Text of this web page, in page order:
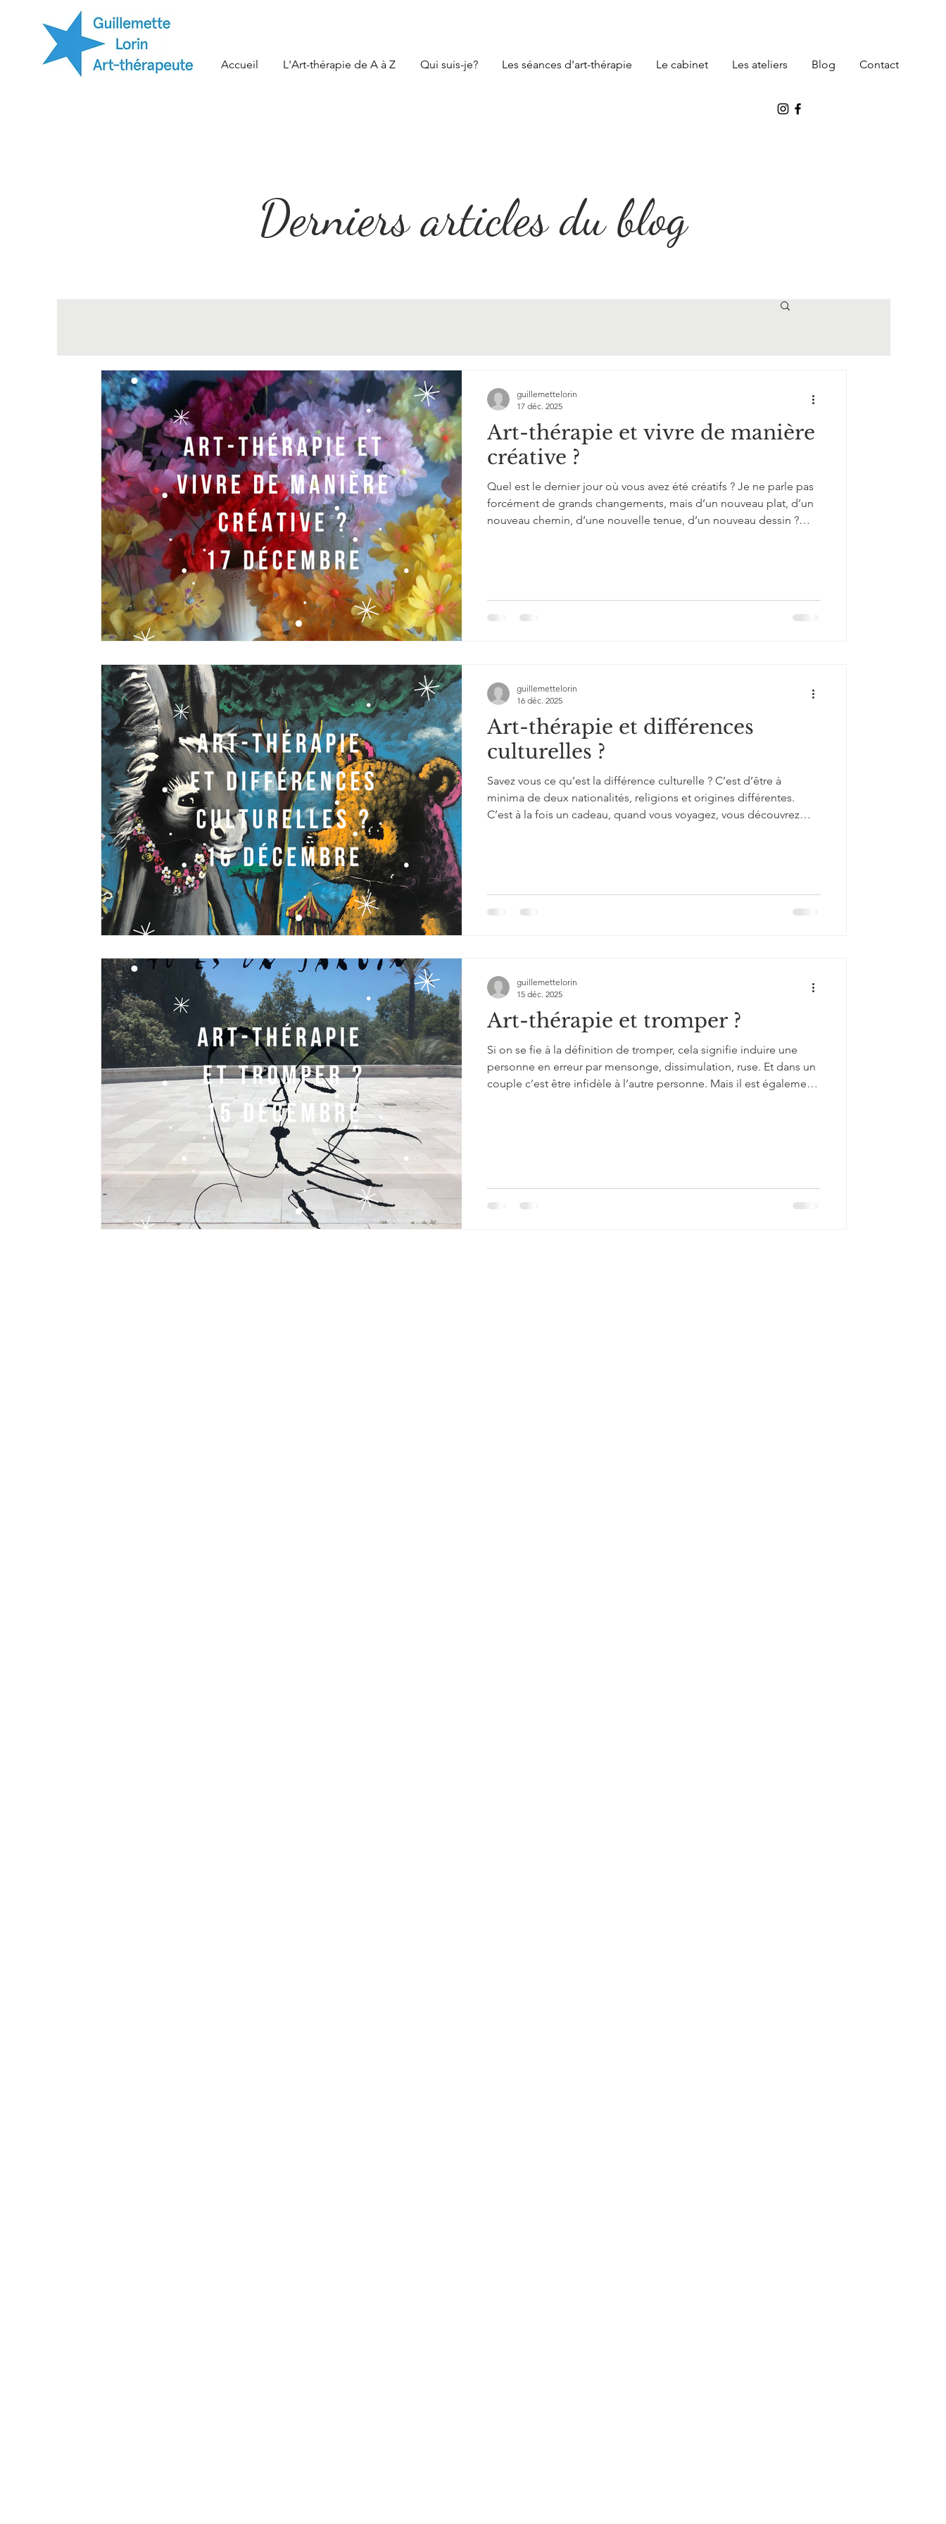
Accueil L'Art-thérapie de A à Z Qui suis-je? Les séances d'art-thérapie Le cabinet Les ateliers Blog Contact
Derniers articles du blog
Art-thérapie et vivre de manière
créative ?
Quel est le dernier jour où vous avez été créatifs ? Je ne parle pas
forcément de grands changements, mais d’un nouveau plat, d’un
nouveau chemin, d’une nouvelle tenue, d’un nouveau dessin ?
qui créent de nouvelles connexi
guillemettelorin
17 déc. 2025
Art-thérapie et différences
culturelles ?
Savez vous ce qu’est la différence culturelle ? C’est d’être à
minima de deux nationalités, religions et origines différentes.
C’est à la fois un cadeau, quand vous voyagez, vous découvrez
Tout cela ouvre votre vision d
guillemettelorin
16 déc. 2025
Art-thérapie et tromper ?
Si on se fie à la définition de tromper, cela signifie induire une
personne en erreur par mensonge, dissimulation, ruse. Et dans un
couple c’est être infidèle à l’autre personne. Mais il est également
guillemettelorin
15 déc. 2025